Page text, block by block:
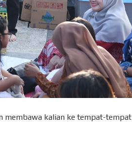
membawa kalian ke tempat-tempat